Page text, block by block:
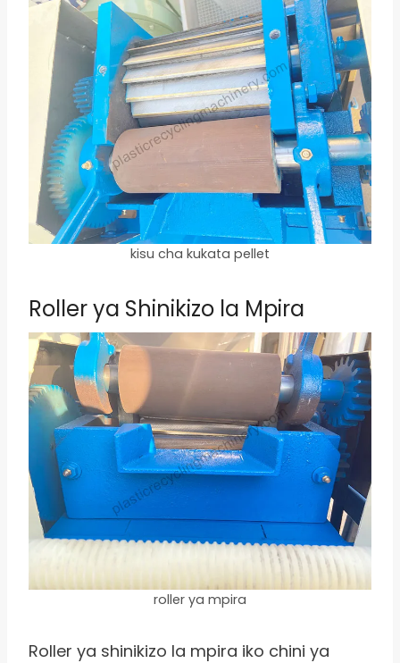
kisu cha kukata pellet
Roller ya Shinikizo la Mpira
roller ya mpira
Roller ya shinikizo la mpira iko chini ya